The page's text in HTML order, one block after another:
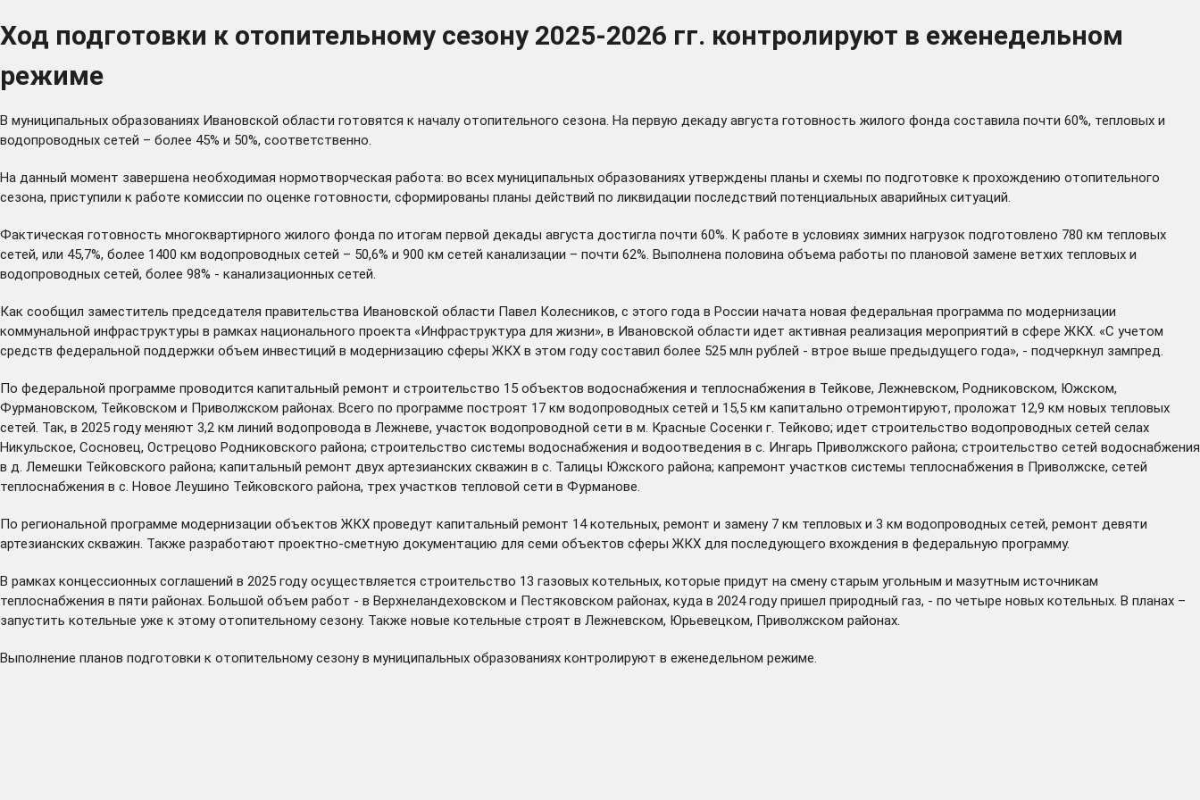
Ход подготовки к отопительному сезону 2025-2026 гг. контролируют в еженедельном
режиме
В муниципальных образованиях Ивановской области готовятся к началу отопительного сезона. На первую декаду августа готовность жилого фонда составила почти 60%, тепловых и
водопроводных сетей – более 45% и 50%, соответственно.
На данный момент завершена необходимая нормотворческая работа: во всех муниципальных образованиях утверждены планы и схемы по подготовке к прохождению отопительного
сезона, приступили к работе комиссии по оценке готовности, сформированы планы действий по ликвидации последствий потенциальных аварийных ситуаций.
Фактическая готовность многоквартирного жилого фонда по итогам первой декады августа достигла почти 60%. К работе в условиях зимних нагрузок подготовлено 780 км тепловых
сетей, или 45,7%, более 1400 км водопроводных сетей – 50,6% и 900 км сетей канализации – почти 62%. Выполнена половина объема работы по плановой замене ветхих тепловых и
водопроводных сетей, более 98% - канализационных сетей.
Как сообщил заместитель председателя правительства Ивановской области Павел Колесников, с этого года в России начата новая федеральная программа по модернизации
коммунальной инфраструктуры в рамках национального проекта «Инфраструктура для жизни», в Ивановской области идет активная реализация мероприятий в сфере ЖКХ. «С учетом
средств федеральной поддержки объем инвестиций в модернизацию сферы ЖКХ в этом году составил более 525 млн рублей - втрое выше предыдущего года», - подчеркнул зампред.
По федеральной программе проводится капитальный ремонт и строительство 15 объектов водоснабжения и теплоснабжения в Тейкове, Лежневском, Родниковском, Южском,
Фурмановском, Тейковском и Приволжском районах. Всего по программе построят 17 км водопроводных сетей и 15,5 км капитально отремонтируют, проложат 12,9 км новых тепловых
сетей. Так, в 2025 годуменяют 3,2 км линий водопровода в Лежневе, участок водопроводной сети в м. Красные Сосенки г. Тейково; идет строительство водопроводных сетей селах
Никульское, Сосновец, Острецово Родниковского района; строительство системы водоснабжения и водоотведения в с. Ингарь Приволжского района; строительство сетей водоснабжения
в д. Лемешки Тейковского района; капитальный ремонт двух артезианских скважин в с. Талицы Южского района; капремонт участков системы теплоснабжения в Приволжске, сетей
теплоснабжения в с. Новое Леушино Тейковского района, трех участков тепловой сети в Фурманове.
По региональной программе модернизации объектов ЖКХ проведут капитальный ремонт 14 котельных, ремонт и замену 7 км тепловых и 3 км водопроводных сетей, ремонт девяти
артезианских скважин. Также разработают проектно-сметную документацию для семи объектов сферы ЖКХ для последующего вхождения в федеральную программу.
В рамках концессионных соглашений в 2025 году осуществляется строительство 13 газовых котельных, которые придут на смену старым угольным и мазутным источникам
теплоснабжения в пяти районах. Большой объем работ - в Верхнеландеховском и Пестяковском районах, куда в 2024 годупришел природный газ, - по четыре новых котельных. В планах –
запустить котельные уже к этому отопительному сезону. Также новые котельные строят в Лежневском, Юрьевецком, Приволжском районах.
Выполнение планов подготовки к отопительному сезону в муниципальных образованиях контролируют в еженедельном режиме.